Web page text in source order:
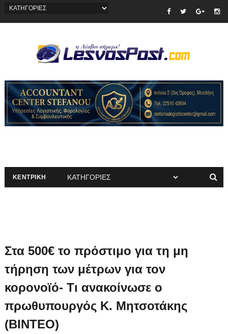
ΚΕΝΤΡΙΚΗ
Στα 500€ το πρόστιμο για τη μη
τήρηση των μέτρων για τον
κορονοϊό- Τι ανακοίνωσε ο
πρωθυπουργός Κ. Μητσοτάκης
(ΒΙΝΤΕΟ)